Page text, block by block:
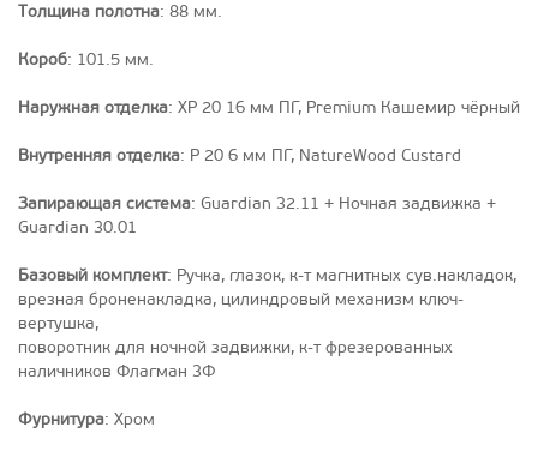
Толщина полотна: 88 мм.
Короб: 101.5 мм.
Наружная отделка: XP 20 16 мм ПГ, Premium Кашемир чёрный
Внутренняя отделка: P 20 6 мм ПГ, NatureWood Custard
Запирающая система: Guardian 32.11 + Ночная задвижка +
Guardian 30.01
Базовый комплект: Ручка, глазок, к-т магнитных сув.накладок,
врезная броненакладка, цилиндровый механизм ключ-
вертушка,
поворотник для ночной задвижки, к-т фрезерованных
наличников Флагман 3Ф
Фурнитура: Хром